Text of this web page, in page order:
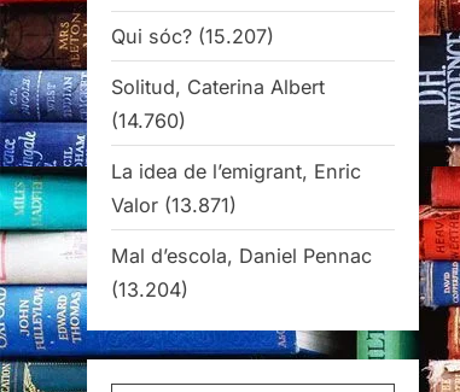
Qui sóc? (15.207)
Solitud, Caterina Albert
(14.760)
La idea de l’emigrant, Enric
Valor (13.871)
Mal d’escola, Daniel Pennac
(13.204)